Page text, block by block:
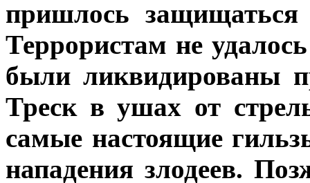
пришлось защищаться
Террористам не
были ликвидированы
Треск в ушах от
самые настоящие
нападения злодеев.